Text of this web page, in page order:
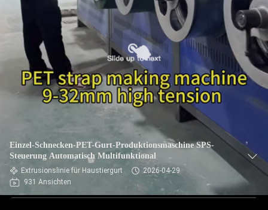
Einzel-Schnecken-PET-Gurt-Produktionsmaschine SPS-
Steuerung Automatisch Multifunktional
Extrusionslinie für Haustiergurt
2026-04-29
931 Ansichten